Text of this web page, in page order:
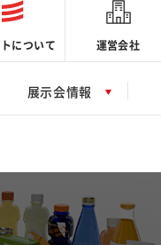
について 運営会社
展示会情報